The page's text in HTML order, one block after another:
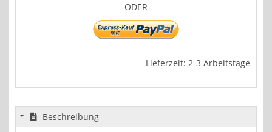
-ODER-
Lieferzeit: 2-3 Arbeitstage
Beschreibung